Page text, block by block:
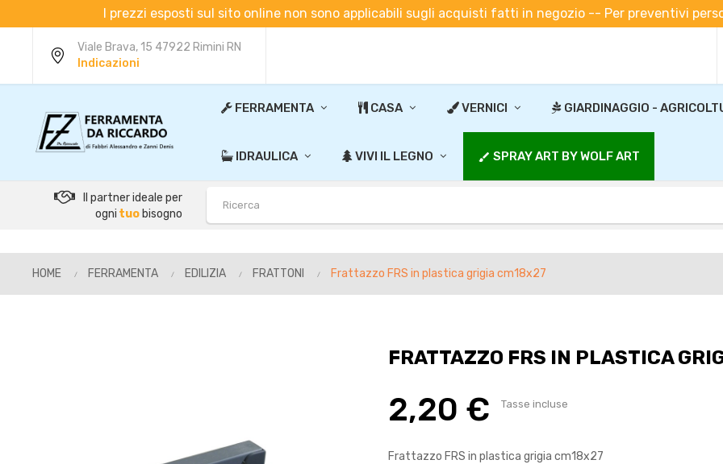
I prezzi esposti sul sito online non sono applicabili sugli acquisti fatti in negozio -- Per preventivi
Viale Brava, 15 47922 Rimini RN
Indicazioni
FERRAMENTA CASA VERNICI GIARDINAGGIO -
IDRAULICA VIVI IL LEGNO brush SPRAY ART BY WOLF ART
Il partner ideale per
ogni tuo bisogno
HOME FERRAMENTA EDILIZIA FRATTONI Frattazzo FRS in plastica grigia cm18x27
FRATTAZZO FRS IN PLASTICA
2,20 € Tasse incluse
Frattazzo FRS in plastica grigia cm18x27